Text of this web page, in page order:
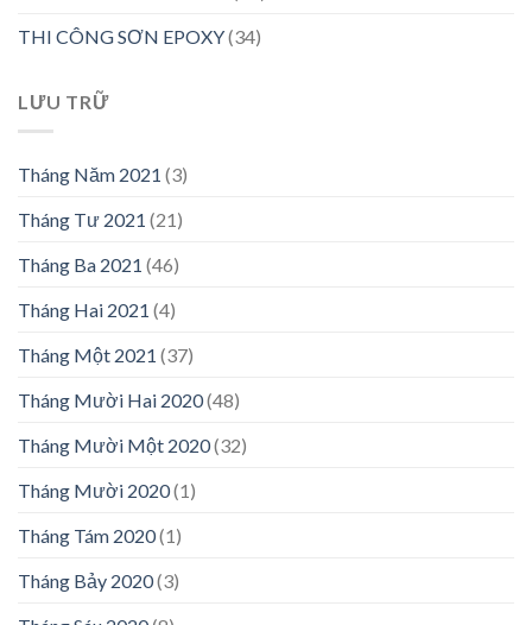
THI CÔNG SƠN EPOXY(34)
LƯU TRỮ
Tháng Năm 2021 (3)
Tháng Tư 2021 (21)
Tháng Ba 2021 (46)
Tháng Hai 2021 (4)
Tháng Một 2021 (37)
Tháng Mười Hai 2020(48)
Tháng Mười Một 2020(32)
Tháng Mười 2020(1)
Tháng Tám 2020(1)
Tháng Bảy 2020(3)